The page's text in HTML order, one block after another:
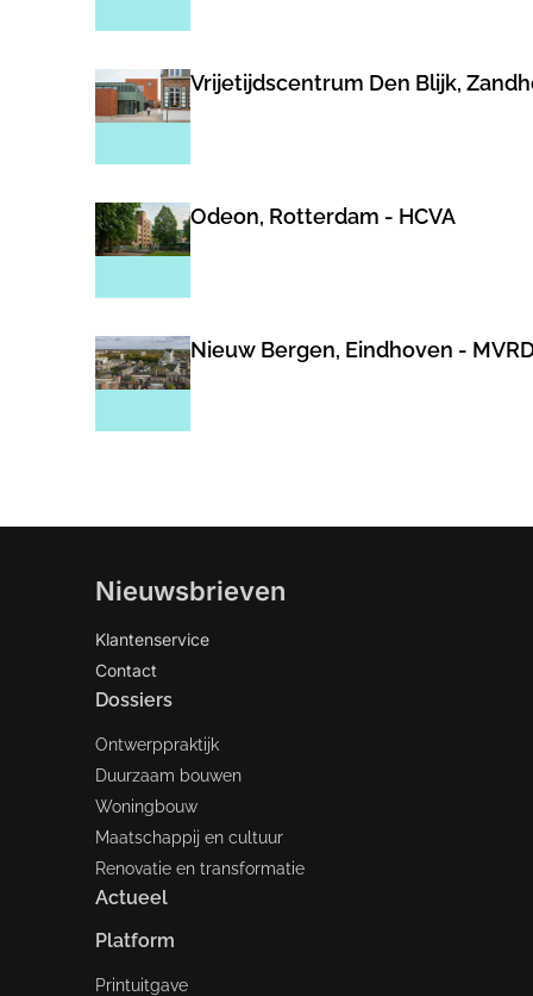
Vrijetijdscentrum Den Blijk,
Odeon, Rotterdam - HCVA
Nieuw Bergen, Eindhoven -
Nieuwsbrieven
Klantenservice
Contact
Dossiers
Ontwerppraktijk
Duurzaam bouwen
Woningbouw
Maatschappij en cultuur
Renovatie en transformatie
Actueel
Platform
Printuitgave